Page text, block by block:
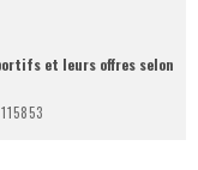
et leurs offres selon
115853